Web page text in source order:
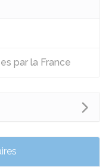
par la France